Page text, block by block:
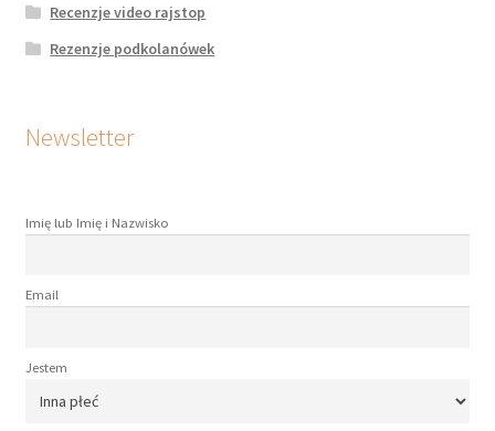
Recenzje video rajstop
Rezenzje podkolanówek
Newsletter
Imię lub Imię i Nazwisko
Email
Jestem